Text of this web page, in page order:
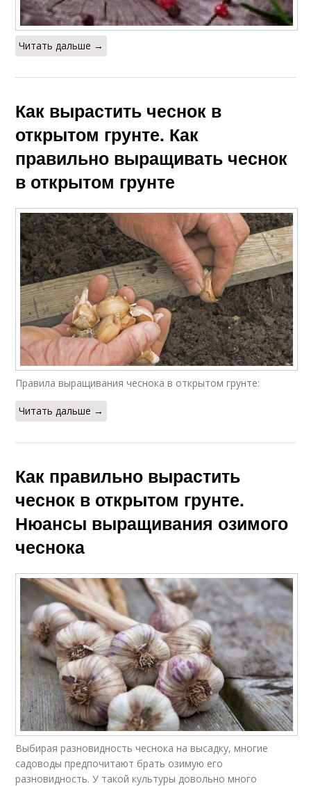
Читать дальше →
Как вырастить чеснок в
открытом грунте. Как
правильно выращивать чеснок
в открытом грунте
Правила выращивания чеснока в открытом грунте:
Читать дальше →
Как правильно вырастить
чеснок в открытом грунте.
Нюансы выращивания озимого
чеснока
Выбирая разновидность чеснока на высадку, многие
садоводы предпочитают брать озимую его
разновидность. У такой культуры довольно много